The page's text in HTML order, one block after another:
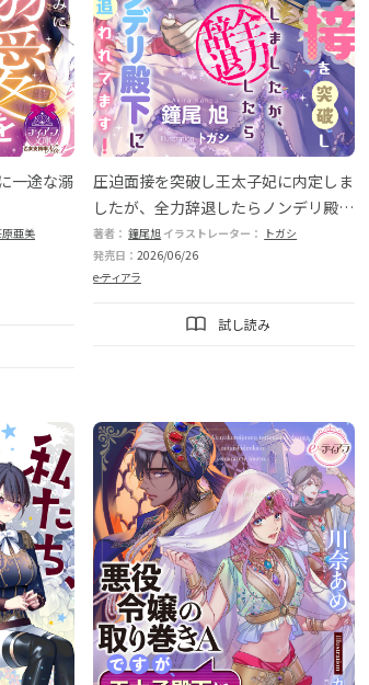
一途な溺
亜美
圧迫面接を突破し王太子妃に内定しま
したが、全力辞退したらノンデリ殿下
になりふり構わず追われてます！
著者：鐘尾旭 イラストレーター： トガシ
発売日：2026/06/26
e-ティアラ
試し読み